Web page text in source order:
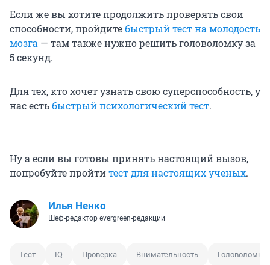
Если же вы хотите продолжить проверять свои
способности, пройдитебыстрый тест на молодость
мозга — там также нужно решить головоломку за
5 секунд.
Для тех, кто хочет узнать свою суперспособность, у
нас естьбыстрый психологический тест.
Ну а если вы готовы принять настоящий вызов,
попробуйте пройтитест для настоящих ученых.
Илья Ненко
Шеф-редактор evergreen-редакции
Тест IQ Проверка Внимательность Головоломка